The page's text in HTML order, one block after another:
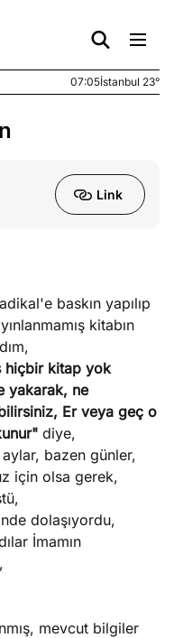
Spor
Yazıları
Yazıları
07:05İstanbul 23°
Link
baskın yapılıp
kitabın
hiçbir kitap yok
yakarak, ne
Er veya geç o
diye,
bazen günler,
için olsa gerek,
dolaşıyordu,
İmamın
mevcut bilgiler